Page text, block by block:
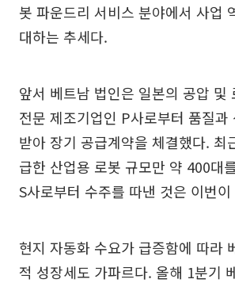
봇 파운드리 서비스 분야에서 사업
대하는 추세다.
앞서 베트남 법인은 일본의 공압 및
전문 제조기업인 P사로부터 품질과
받아 장기 공급계약을 체결했다. 최
급한 산업용 로봇 규모만 약 400대
S사로부터 수주를 따낸 것은 이번
현지 자동화 수요가 급증함에 따라
적 성장세도 가파르다. 올해 1분기